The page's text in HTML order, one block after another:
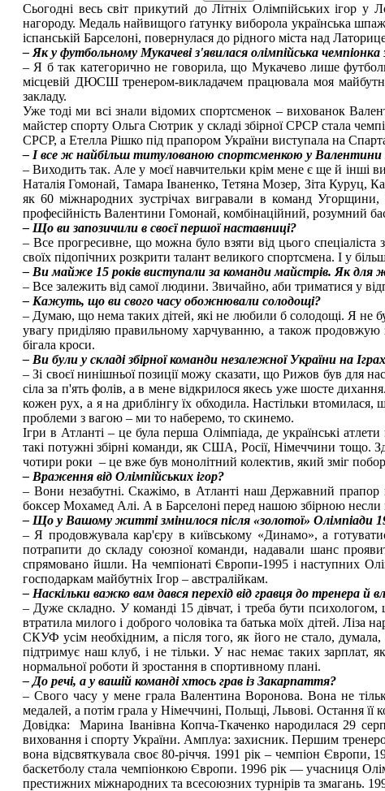
Сьогодні весь світ прикутий до Літніх Олімпійських ігор у
нагороду. Медаль найвищого ґатунку виборола українська
іспанській Барселоні, повернулася до рідного міста над
– Як у футбольному Мукачеві з'явилася олімпійська чемпіонка
– Я б так категорично не говорила, що Мукачево лише
місцевій ДЮСШ тренером-викладачем працювала моя
закладу.
Уже тоді ми всі знали відомих спортсменок – вихованок
майстер спорту Ольга Сютрик у складі збірної СРСР стала
СРСР, а Етелла Рішко під прапором України виступала на
– І все ж найбільш титулованою спортсменкою у
– Виходить так. Але у моєї навчительки крім мене є ще й інші
Наталія Гомонай, Тамара Іваненко, Тетяна Мозер, Зіта Куруц,
як 60 міжнародних зустрічах вигравали в команд Угорщини,
професійність Валентини Гомонай, комбінаційний, розумний
– Що ви запозичили в своєї першої наставниці?
– Все прогресивне, що можна було взяти від цього
своїх підопічних розкрити талант великого спортсмена. І у
– Ви майже 15 років виступали за команди майстрів. Як для
– Все залежить від самої людини. Звичайно, аби триматися у
– Кажуть, що ви свого часу обожнювали солодощі?
– Думаю, що нема таких дітей, які не любили б солодощі. Я не
увагу приділяю правильному харчуванню, а також продовжую
бігала кроси.
– Ви були у складі збірної команди незалежної України на
– Зі своєї нинішньої позиції можу сказати, що Рижов був для
сіла за п'ять фолів, а в мене відкрилося якесь уже шосте
кожен рух, а я на дриблінгу їх обходила. Настільки
проблеми з вагою – ми то наберемо, то скинемо.
Ігри в Атланті – це була перша Олімпіада, де українські
такі потужні збірні команди, як США, Росії, Німеччини тощо.
чотири роки – це вже був монолітний колектив, який зміг
– Враження від Олімпійських ігор?
– Вони незабутні. Скажімо, в Атланті наш Державний прапор
боксер Мохамед Алі. А в Барселоні перед нашою збірною
– Що у Вашому житті змінилося після «золотої» Олімпіади
– Я продовжувала кар'єру в київському «Динамо», а
потрапити до складу союзної команди, надавали шанс
спрямовано йшли. На чемпіонаті Європи-1995 і наступних
господаркам майбутніх Ігор – австралійкам.
– Наскільки важко вам дався перехід від гравця до тренера й
– Дуже складно. У команді 15 дівчат, і треба бути
втратила милого і доброго чоловіка та батька моїх дітей. Ліза
СКУФ усім необхідним, а після того, як його не стало,
підтримує наш клуб, і не тільки. У нас немає таких зарплат,
нормальної роботи й зростання в спортивному плані.
– До речі, а у вашій команді хтось грав із Закарпаття?
– Свого часу у мене грала Валентина Воронова. Вона не
медалей, а потім грала у Німеччині, Польщі, Львові. Остання її
Довідка: Марина Іванівна Копча-Ткаченко народилася 29
виховання і спорту України. Амплуа: захисник. Першим
вона відсвяткувала своє 80-річчя. 1991 рік – чемпіон Європи,
баскетболу стала чемпіонкою Європи. 1996 рік — учасниця
престижних міжнародних та всесоюзних турнірів та змагань.